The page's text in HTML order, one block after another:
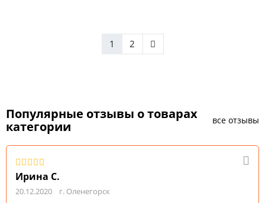
1 2
Популярные отзывы о товарах
категории
все отзывы
Ирина С.
20.12.2020 г. Оленегорск